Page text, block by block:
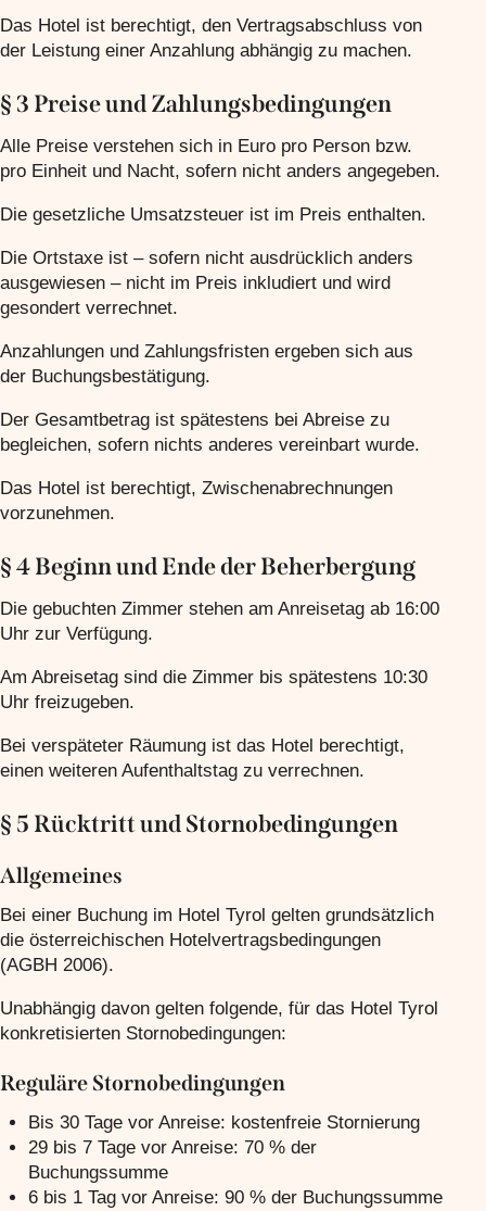
Das Hotel ist berechtigt, den Vertragsabschluss von
der Leistung einer Anzahlung abhängig zu machen.
§ 3 Preise und Zahlungsbedingungen
Alle Preise verstehen sich in Euro pro Person bzw.
pro Einheit und Nacht, sofern nicht anders angegeben.
Die gesetzliche Umsatzsteuer ist im Preis enthalten.
Die Ortstaxe ist – sofern nicht ausdrücklich anders
ausgewiesen – nicht im Preis inkludiert und wird
gesondert verrechnet.
Anzahlungen und Zahlungsfristen ergeben sich aus
der Buchungsbestätigung.
Der Gesamtbetrag ist spätestens bei Abreise zu
begleichen, sofern nichts anderes vereinbart wurde.
Das Hotel ist berechtigt, Zwischenabrechnungen
vorzunehmen.
§ 4 Beginn und Ende der Beherbergung
Die gebuchten Zimmer stehen am Anreisetag ab 16:00
Uhr zur Verfügung.
Am Abreisetag sind die Zimmer bis spätestens 10:30
Uhr freizugeben.
Bei verspäteter Räumung ist das Hotel berechtigt,
einen weiteren Aufenthaltstag zu verrechnen.
§ 5 Rücktritt und Stornobedingungen
Allgemeines
Bei einer Buchung im Hotel Tyrol gelten grundsätzlich
die österreichischen Hotelvertragsbedingungen
(AGBH 2006).
Unabhängig davon gelten folgende, für das Hotel Tyrol
konkretisierten Stornobedingungen:
Reguläre Stornobedingungen
Bis 30 Tage vor Anreise: kostenfreie Stornierung
29 bis 7 Tage vor Anreise: 70 % der
Buchungssumme
6 bis 1 Tag vor Anreise: 90 % der Buchungssumme